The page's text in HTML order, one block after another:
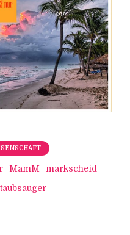
MamM
markscheid